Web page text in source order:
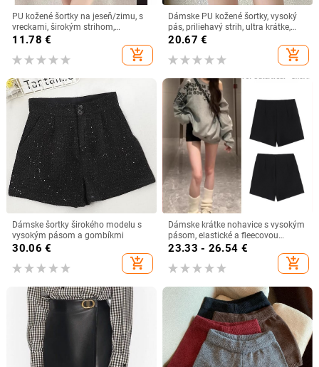
PU kožené šortky na jeseň/zimu, s
vreckami, širokým strihom,
vysokým pásom, neviditeľný zips, A-
11.78 €
add_shopping_cart
Dámske PU kožené šortky, vysoký
pás, priliehavý strih, ultra krátke,
polyesterové tkaniny
20.67 €
add_shopping_cart
Dámske šortky širokého modelu s
vysokým pásom a gombíkmi
30.06 €
add_shopping_cart
Dámske krátke nohavice s vysokým
pásom, elastické a fleecovou
podšívkou na jeseň-zimu 2025
(Materiál: Spandex; Pás: Vysoký;
Dĺžka: krátke nohavice; Podšívka:
23.33 - 26.54 €
add_shopping_cart